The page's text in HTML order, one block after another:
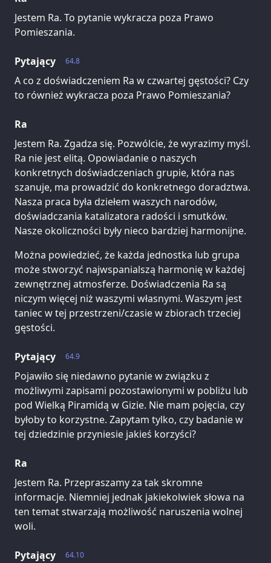
Jestem Ra. To pytanie wykracza poza Prawo
Pomieszania.
64.8
Pytający
A co z doświadczeniem Ra w czwartej gęstości? Czy
to również wykracza poza Prawo Pomieszania?
Ra
Jestem Ra. Zgadza się. Pozwólcie, że wyrazimy myśl.
Ra nie jest elitą. Opowiadanie o naszych
konkretnych doświadczeniach grupie, która nas
szanuje, ma prowadzić do konkretnego doradztwa.
Nasza praca była dziełem waszych narodów,
doświadczania katalizatora radości i smutków.
Nasze okoliczności były nieco bardziej harmonijne.
Można powiedzieć, że każda jednostka lub grupa
może stworzyć najwspanialszą harmonię w każdej
zewnętrznej atmosferze. Doświadczenia Ra są
niczym więcej niż waszymi własnymi. Waszym jest
taniec w tej przestrzeni/czasie w zbiorach trzeciej
gęstości.
64.9
Pytający
Pojawiło się niedawno pytanie w związku z
możliwymi zapisami pozostawionymi w pobliżu lub
pod Wielką Piramidą w Gizie. Nie mam pojęcia, czy
byłoby to korzystne. Zapytam tylko, czy badanie w
tej dziedzinie przyniesie jakieś korzyści?
Ra
Jestem Ra. Przepraszamy za tak skromne
informacje. Niemniej jednak jakiekolwiek słowa na
ten temat stwarzają możliwość naruszenia wolnej
woli.
64.10
Pytający